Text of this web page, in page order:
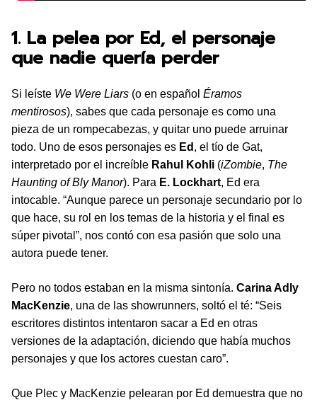
1. La pelea por Ed, el personaje
que nadie quería perder
Si leíste We Were Liars (o en español Éramos
mentirosos), sabes que cada personaje es como una
pieza de un rompecabezas, y quitar uno puede arruinar
todo. Uno de esos personajes es Ed , el tío de Gat,
interpretado por el increíble Rahul Kohli (iZombie, The
Haunting of Bly Manor). Para E. Lockhart, Ed era
intocable. “Aunque parece un personaje secundario por lo
que hace, su rol en los temas de la historia y el final es
súper pivotal”, nos contó con esa pasión que solo una
autora puede tener.
Pero no todos estaban en la misma sintonía. Carina Adly
MacKenzie, una de las showrunners, soltó el té: “Seis
escritores distintos intentaron sacar a Ed en otras
versiones de la adaptación, diciendo que había muchos
personajes y que los actores cuestan caro”.
Que Plec y MacKenzie pelearan por Ed demuestra que no